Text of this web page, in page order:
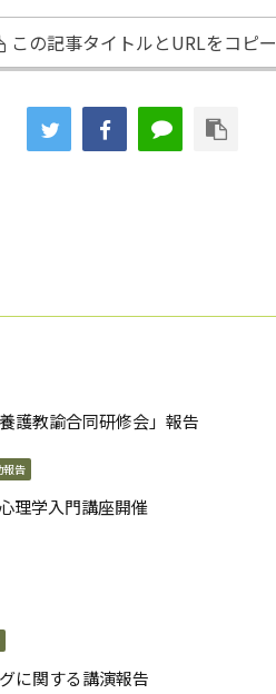
この記事タイトルとURLをコピー
護教諭合同研修会」報告
報告
理学入門講座開催
に関する講演報告